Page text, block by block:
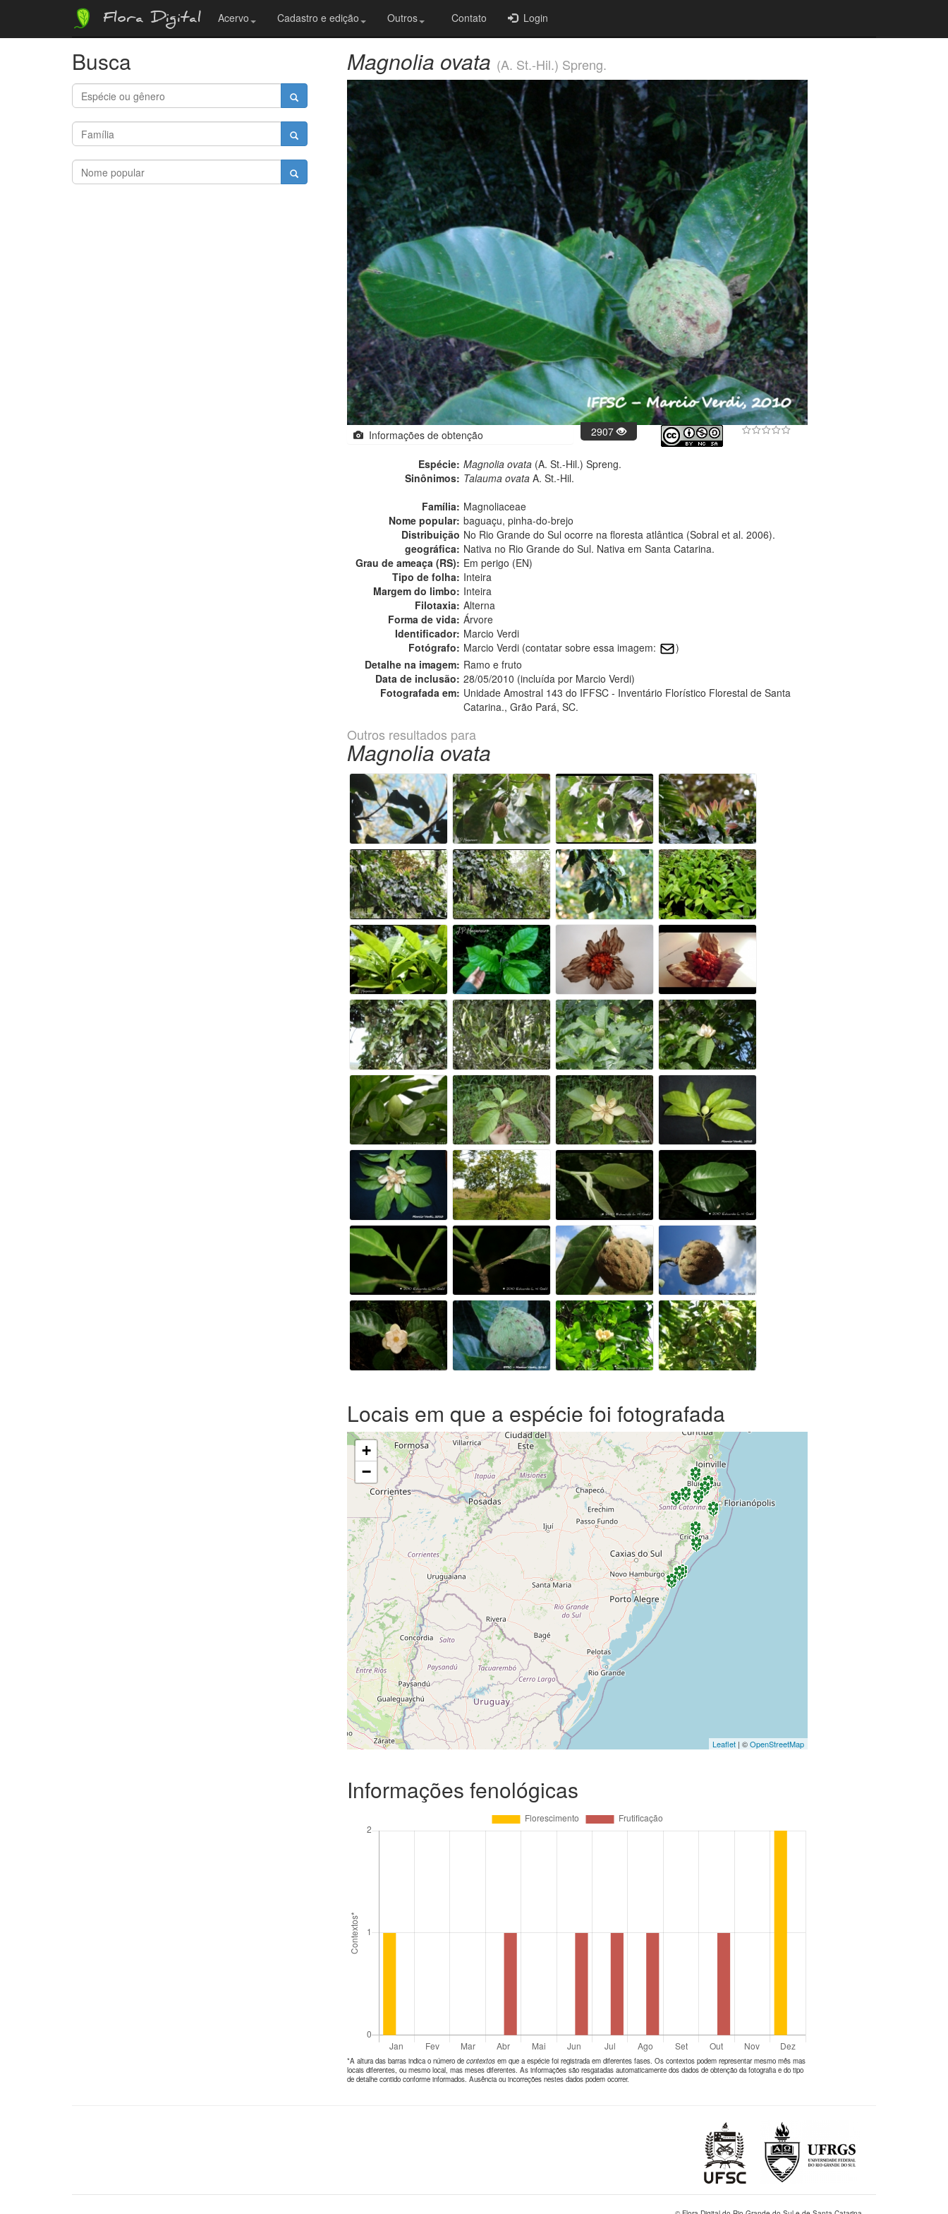
Flora Digital Acervo Cadastro e edição Outros Contato Login
Busca Magnolia ovata (A. St.-Hil.) Spreng.
Informações de obtenção 2907
Espécie: Magnolia ovata (A. St.-Hil.) Spreng.
Sinônimos: Talauma ovata A. St.-Hil.
Família: Magnoliaceae
Nome popular: baguaçu, pinha-do-brejo
Distribuição
geográfica:
No Rio Grande do Sul ocorre na floresta atlântica (Sobral et al. 2006).
Nativa no Rio Grande do Sul. Nativa em Santa Catarina.
Grau de ameaça (RS): Em perigo (EN)
Tipo de folha: Inteira
Margem do limbo: Inteira
Filotaxia: Alterna
Forma de vida: Árvore
Identificador: Marcio Verdi
Fotógrafo: Marcio Verdi (contatar sobre essa imagem:
)
Detalhe na imagem: Ramo e fruto
Data de inclusão: 28/05/2010 (incluída por Marcio Verdi)
Fotografada em: Unidade Amostral 143 do IFFSC - Inventário Florístico Florestal de Santa
Catarina., Grão Pará, SC.
Outros resultados para
Magnolia ovata
Locais em que a espécie foi fotografada
+
−
Leaflet| ©OpenStreetMap
Informações fenológicas
*A altura das barras indica o número de contextos em que a espécie foi registrada em diferentes fases. Os contextos podem representar mesmo mês mas
locais diferentes, ou mesmo local, mas meses diferentes. As informações são resgatadas automaticamente dos dados de obtenção da fotografia e do tipo
de detalhe contido conforme informados. Ausência ou incorreções nestes dados podem ocorrer.